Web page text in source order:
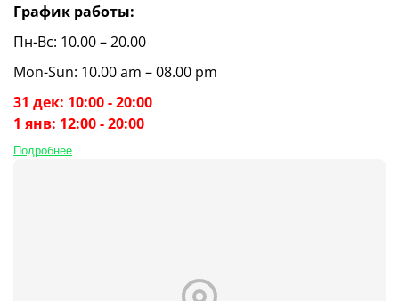
График работы:
Пн-Вс: 10.00 – 20.00
Mon-Sun: 10.00 am – 08.00 pm
31 дек: 10:00 - 20:00
1 янв: 12:00 - 20:00
Подробнее